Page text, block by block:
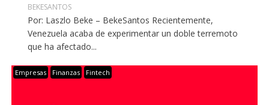
BEKESANTOS
Por: Laszlo Beke – BekeSantos Recientemente,
Venezuela acaba de experimentar un doble terremoto
que ha afectado...
Empresas Finanzas Fintech